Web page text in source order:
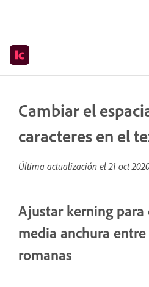
Cambiar el
caracteres en el
Última actualización el21 oct
Ajustar kerning para
media anchura
romanas